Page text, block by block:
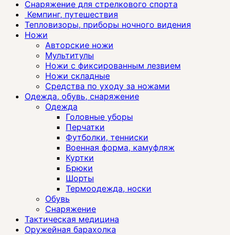
Снаряжение для стрелкового спорта
Кемпинг, путешествия
Тепловизоры, приборы ночного видения
Ножи
Авторские ножи
Мультитулы
Ножи с фиксированным лезвием
Ножи складные
Средства по уходу за ножами
Одежда, обувь, снаряжение
Одежда
Головные уборы
Перчатки
Футболки, тенниски
Военная форма, камуфляж
Куртки
Брюки
Шорты
Термоодежда, носки
Обувь
Снаряжение
Тактическая медицина
Оружейная барахолка